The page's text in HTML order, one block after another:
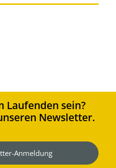
Laufenden sein?
Newsletter.
Anmeldung